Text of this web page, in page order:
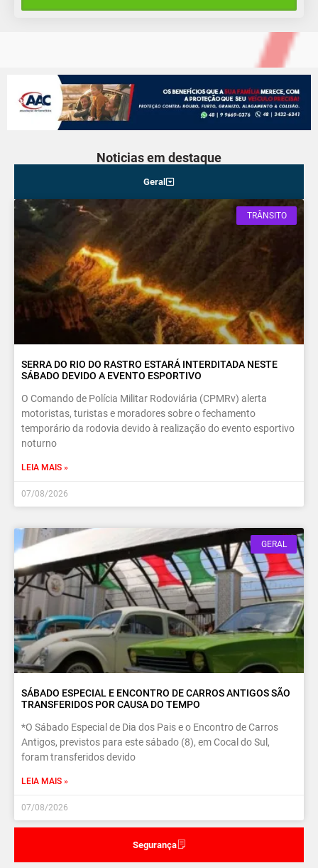
Noticias em destaque
Geral
Segurança
TRÂNSITO
SERRA DO RIO DO RASTRO ESTARÁ INTERDITADA NESTE
SÁBADO DEVIDO A EVENTO ESPORTIVO
O Comando de Polícia Militar Rodoviária (CPMRv) alerta
motoristas, turistas e moradores sobre o fechamento
temporário da rodovia devido à realização do evento esportivo
noturno
LEIA MAIS »
07/08/2026
GERAL
SÁBADO ESPECIAL E ENCONTRO DE CARROS ANTIGOS SÃO
TRANSFERIDOS POR CAUSA DO TEMPO
*O Sábado Especial de Dia dos Pais e o Encontro de Carros
Antigos, previstos para este sábado (8), em Cocal do Sul,
foram transferidos devido
LEIA MAIS »
07/08/2026